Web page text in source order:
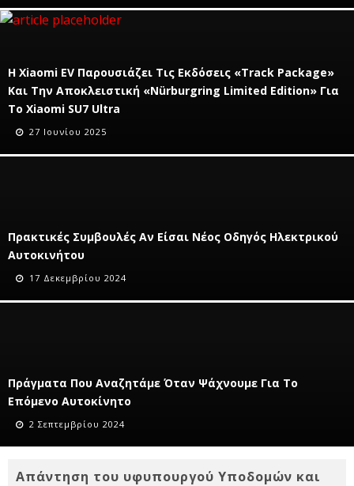
Η Xiaomi EV Παρουσιάζει Τις Εκδόσεις «Track Package»
Και Την Αποκλειστική «Nürburgring Limited Edition» Για
Το Xiaomi SU7 Ultra
27 Ιουνίου 2025
Πρακτικές Συμβουλές Αν Είσαι Νέος Οδηγός Ηλεκτρικού
Αυτοκινήτου
17 Δεκεμβρίου 2024
Πράγματα Που Αναζητάμε Όταν Ψάχνουμε Για Το
Επόμενο Αυτοκίνητο
2 Σεπτεμβρίου 2024
Απάντηση του υφυπουργού Υποδομών και